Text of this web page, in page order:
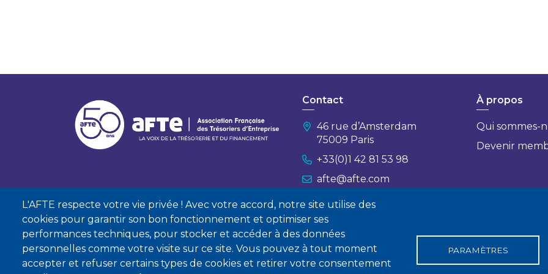
L'AFTE respecte votre vie privée ! Avec votre accord, notre site utilise des
cookies pour garantir son bon fonctionnement et optimiser ses
performances techniques, pour stocker et accéder à des données
personnelles comme votre visite sur ce site. Vous pouvez à tout moment
accepter et refuser certains types de cookies et retirer votre consentement
PARAMÈTRES
Contact
46 rue d’Amsterdam
75009 Paris
+33(0)1 42 81 53 98
afte@afte.com
Nous contacter
À propos
Qui sommes-
Devenir